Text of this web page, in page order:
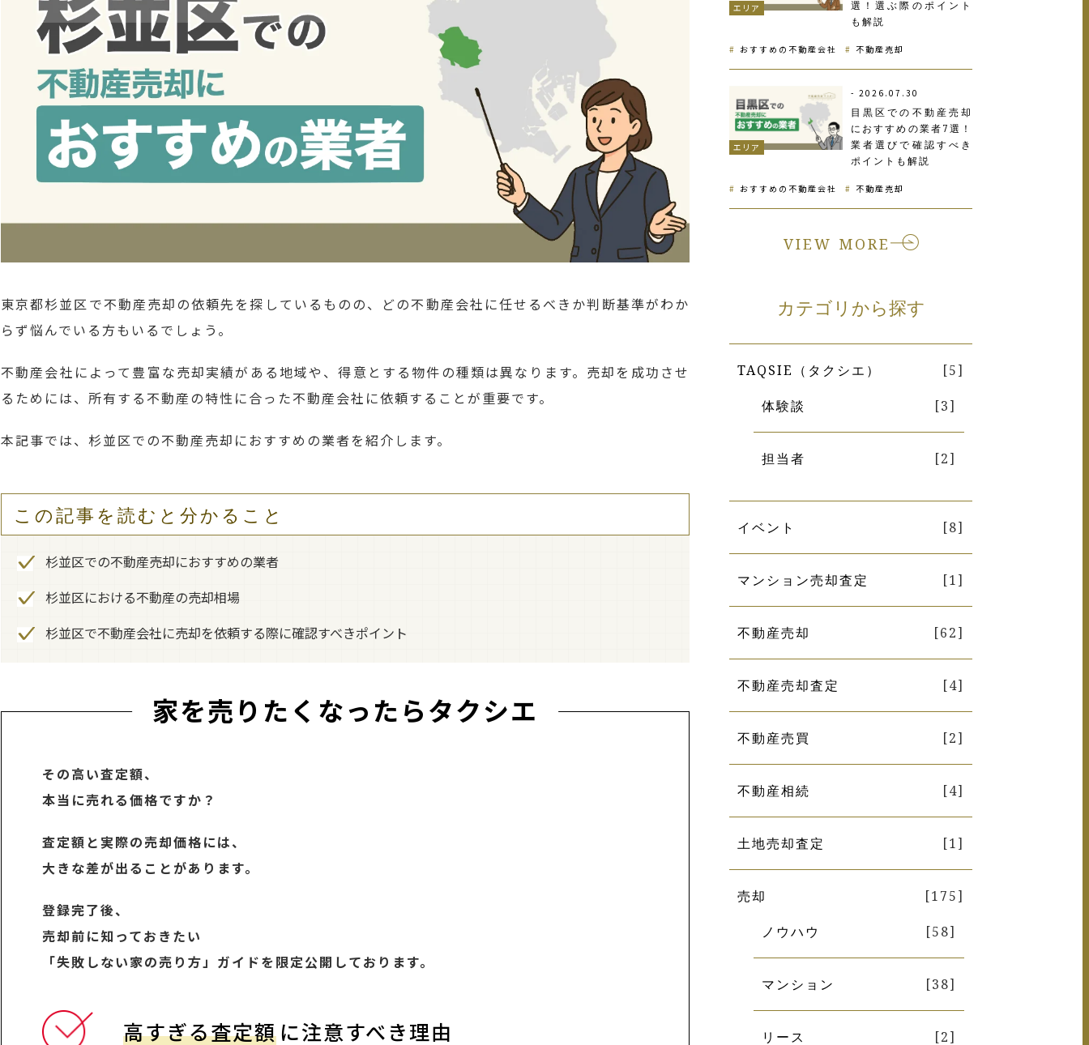
東京都杉並区で不動産売却の依頼先を探しているものの、どの不動産会社に任せるべきか判断基準がわか
らず悩んでいる方もいるでしょう。
不動産会社によって豊富な売却実績がある地域や、得意とする物件の種類は異なります。売却を成功させ
るためには、所有する不動産の特性に合った不動産会社に依頼することが重要です。
本記事では、杉並区での不動産売却におすすめの業者を紹介します。
この記事を読むと分かること
杉並区での不動産売却におすすめの業者
杉並区における不動産の売却相場
杉並区で不動産会社に売却を依頼する際に確認すべきポイント
家を売りたくなったらタクシエ
その高い査定額、
本当に売れる価格ですか？
査定額と実際の売却価格には、
大きな差が出ることがあります。
登録完了後、
売却前に知っておきたい
「失敗しない家の売り方」ガイドを限定公開しております。
高すぎる査定額に注意すべき理由
エリア
選！選ぶ際のポイント
も解説
おすすめの不動産会社 不動産売却
エリア
2026.07.30
目黒区での不動産売却
におすすめの業者7選！
業者選びで確認すべき
ポイントも解説
おすすめの不動産会社 不動産売却
VIEW MORE
カテゴリから探す
TAQSIE（タクシエ）
[5]
体験談
[3]
担当者 [2]
イベント [8]
マンション売却査定 [1]
不動産売却 [62]
不動産売却査定 [4]
不動産売買 [2]
不動産相続 [4]
土地売却査定 [1]
売却
[175]
ノウハウ
[58]
マンション [38]
リース [2]